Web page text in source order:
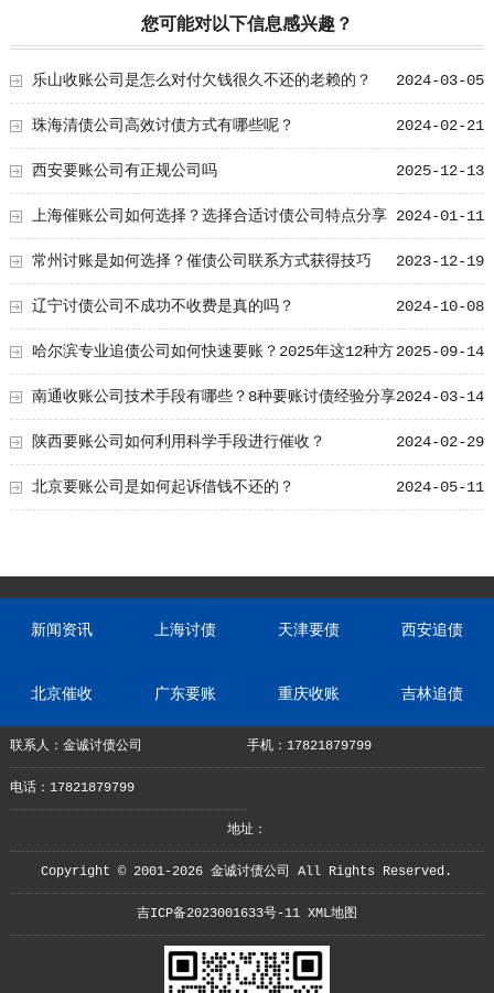
您可能对以下信息感兴趣？
2024-03-05
乐山收账公司是怎么对付欠钱很久不还的老赖的？
2024-02-21
珠海清债公司高效讨债方式有哪些呢？
2025-12-13
西安要账公司有正规公司吗
2024-01-11
上海催账公司如何选择？选择合适讨债公司特点分享
2023-12-19
常州讨账是如何选择？催债公司联系方式获得技巧
2024-10-08
辽宁讨债公司不成功不收费是真的吗？
2025-09-14
哈尔滨专业追债公司如何快速要账？2025年这12种方
法轻松追回欠款 2024-03-14
南通收账公司技术手段有哪些？8种要账讨债经验分享
给你！ 2024-02-29
陕西要账公司如何利用科学手段进行催收？
2024-05-11
北京要账公司是如何起诉借钱不还的？
新闻资讯 上海讨债 天津要债 西安追债
北京催收 广东要账 重庆收账 吉林追债
联系人：金诚讨债公司 手机：17821879799
电话：17821879799
地址：
Copyright © 2001-2026 金诚讨债公司 All Rights Reserved.
吉ICP备2023001633号-11 XML地图